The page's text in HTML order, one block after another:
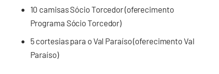
10 camisas Sócio Torcedor (oferecimento
Programa Sócio Torcedor)
5 cortesias para o Val Paraíso (oferecimento Val
Paraíso)